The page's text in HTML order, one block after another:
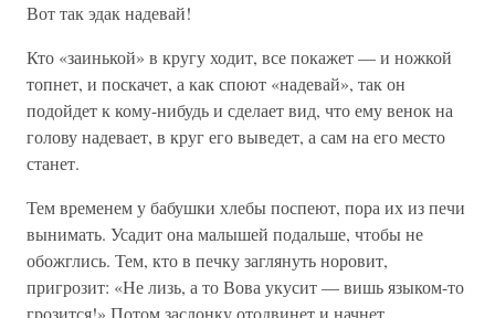
Вот так эдак надевай!
Кто «заинькой» в кругу ходит, все покажет — и ножкой
топнет, и поскачет, а как споют «надевай», так он
подойдет к кому-нибудь и сделает вид, что ему венок на
голову надевает, в круг его выведет, а сам на его место
станет.
Тем временем у бабушки хлебы поспеют, пора их из печи
вынимать. Усадит она малышей подальше, чтобы не
обожглись. Тем, кто в печку заглянуть норовит,
пригрозит: «Не лизь, а то Вова укусит — вишь языком-то
грозится!» Потом заслонку отодвинет и начнет